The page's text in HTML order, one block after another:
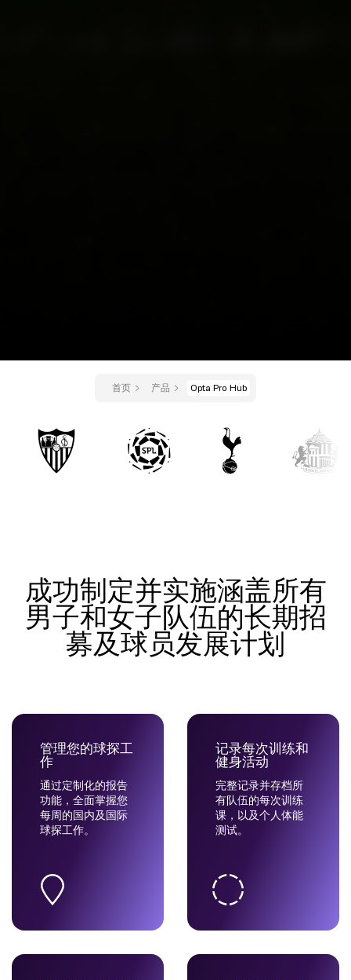
首页 产品 Opta Pro Hub
成功制定并实施涵盖所有
男子和女子队伍的长期招
募及球员发展计划
管理您的球探工
作
通过定制化的报告
功能，全面掌握您
每周的国内及国际
球探工作。
记录每次训练和
健身活动
完整记录并存档所
有队伍的每次训练
课，以及个人体能
测试。